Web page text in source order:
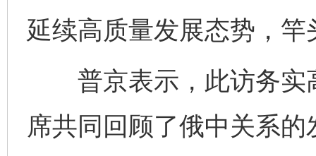
延续高质量发展态势，
普京表示，此访务实
席共同回顾了俄中关系
东山县通报“牛蛙产品抗生素超标问题” 法